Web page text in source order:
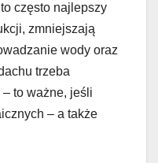
często najlepszy
zmniejszają
wody oraz
trzeba
to ważne, jeśli
– a także